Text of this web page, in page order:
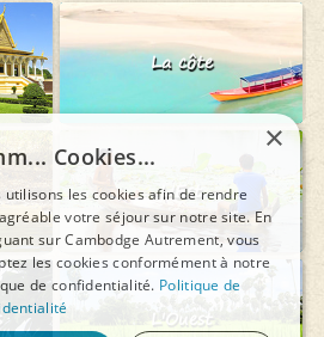
La côte
L'Est
L'Ouest
×
Cookies...
utilisons les cookies afin de rendre
votre séjour sur notre site. En
sur Cambodge Autrement, vous
les cookies conformément à notre
de confidentialité. Politique de